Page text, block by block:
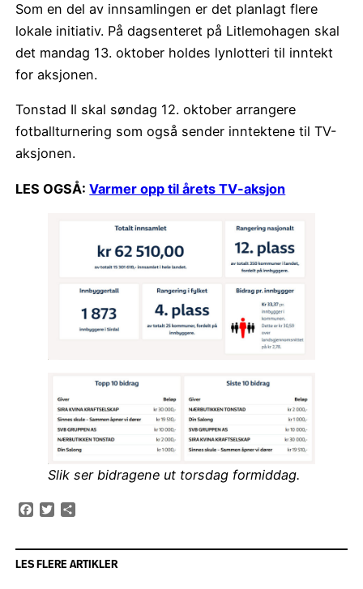
Som en del av innsamlingen er det planlagt flere
lokale initiativ. På dagsenteret på Litlemohagen skal
det mandag 13. oktober holdes lynlotteri til inntekt
for aksjonen.
Tonstad Il skal søndag 12. oktober arrangere
fotballturnering som også sender inntektene til TV-
aksjonen.
LES OGSÅ:Varmer opp til årets TV-aksjon
Slik ser bidragene ut torsdag formiddag.
Facebook
Twitter
LES FLERE ARTIKLER